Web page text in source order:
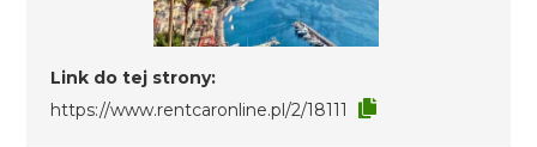
Link do tej strony:
https://www.rentcaronline.pl/2/18111